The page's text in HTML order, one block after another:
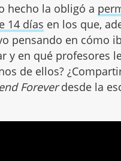
hecho la obligó a
14 días en los que,
pensando en cómo
y en qué profesores
de ellos?
Foreverdesde la